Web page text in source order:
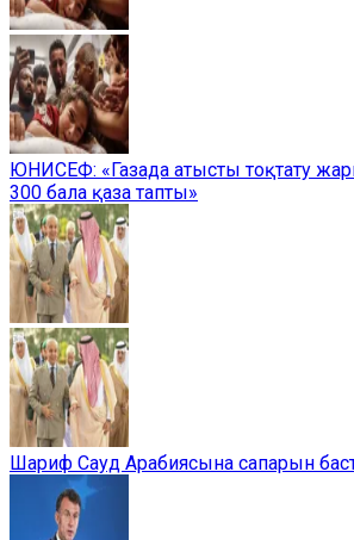
ЮНИСЕФ: «Газада атысты тоқтату
300 бала қаза тапты»
Шариф Сауд Арабиясына сапарын